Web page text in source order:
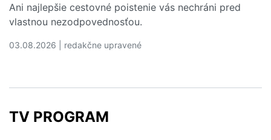
Ani najlepšie cestovné poistenie vás nechráni pred
vlastnou nezodpovednosťou.
03.08.2026 | redakčne upravené
TV PROGRAM